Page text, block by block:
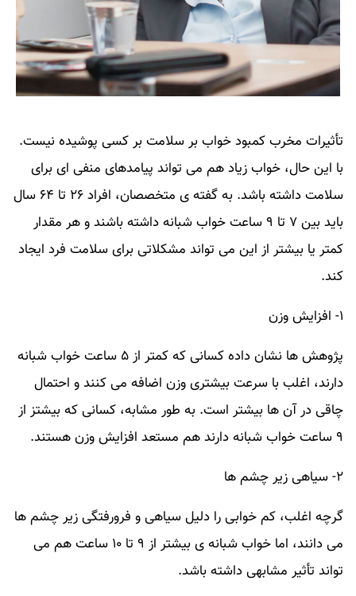
تأثیرات مخرب کمبود خواب بر سلامت بر کسی پوشیده نیست.
با این حال، خواب زیاد هم می تواند پیامدهای منفی ای برای
سلامت داشته باشد. به گفته ی متخصصان، افراد ۲۶ تا ۶۴ سال
باید بین ۷ تا ۹ ساعت خواب شبانه داشته باشند و هر مقدار
کمتر یا بیشتر از این می تواند مشکلاتی برای سلامت فرد ایجاد
کند.
۱- افزایش وزن
پژوهش ها نشان داده کسانی که کمتر از ۵ ساعت خواب شبانه
دارند، اغلب با سرعت بیشتری وزن اضافه می کنند و احتمال
چاقی در آن ها بیشتر است. به طور مشابه، کسانی که بیشتز از
۹ ساعت خواب شبانه دارند هم مستعد افزایش وزن هستند.
۲- سیاهی زیر چشم ها
گرچه اغلب، کم خوابی را دلیل سیاهی و فرورفتگی زیر چشم ها
می دانند، اما خواب شبانه ی بیشتر از ۹ تا ۱۰ ساعت هم می
تواند تأثیر مشابهی داشته باشد.